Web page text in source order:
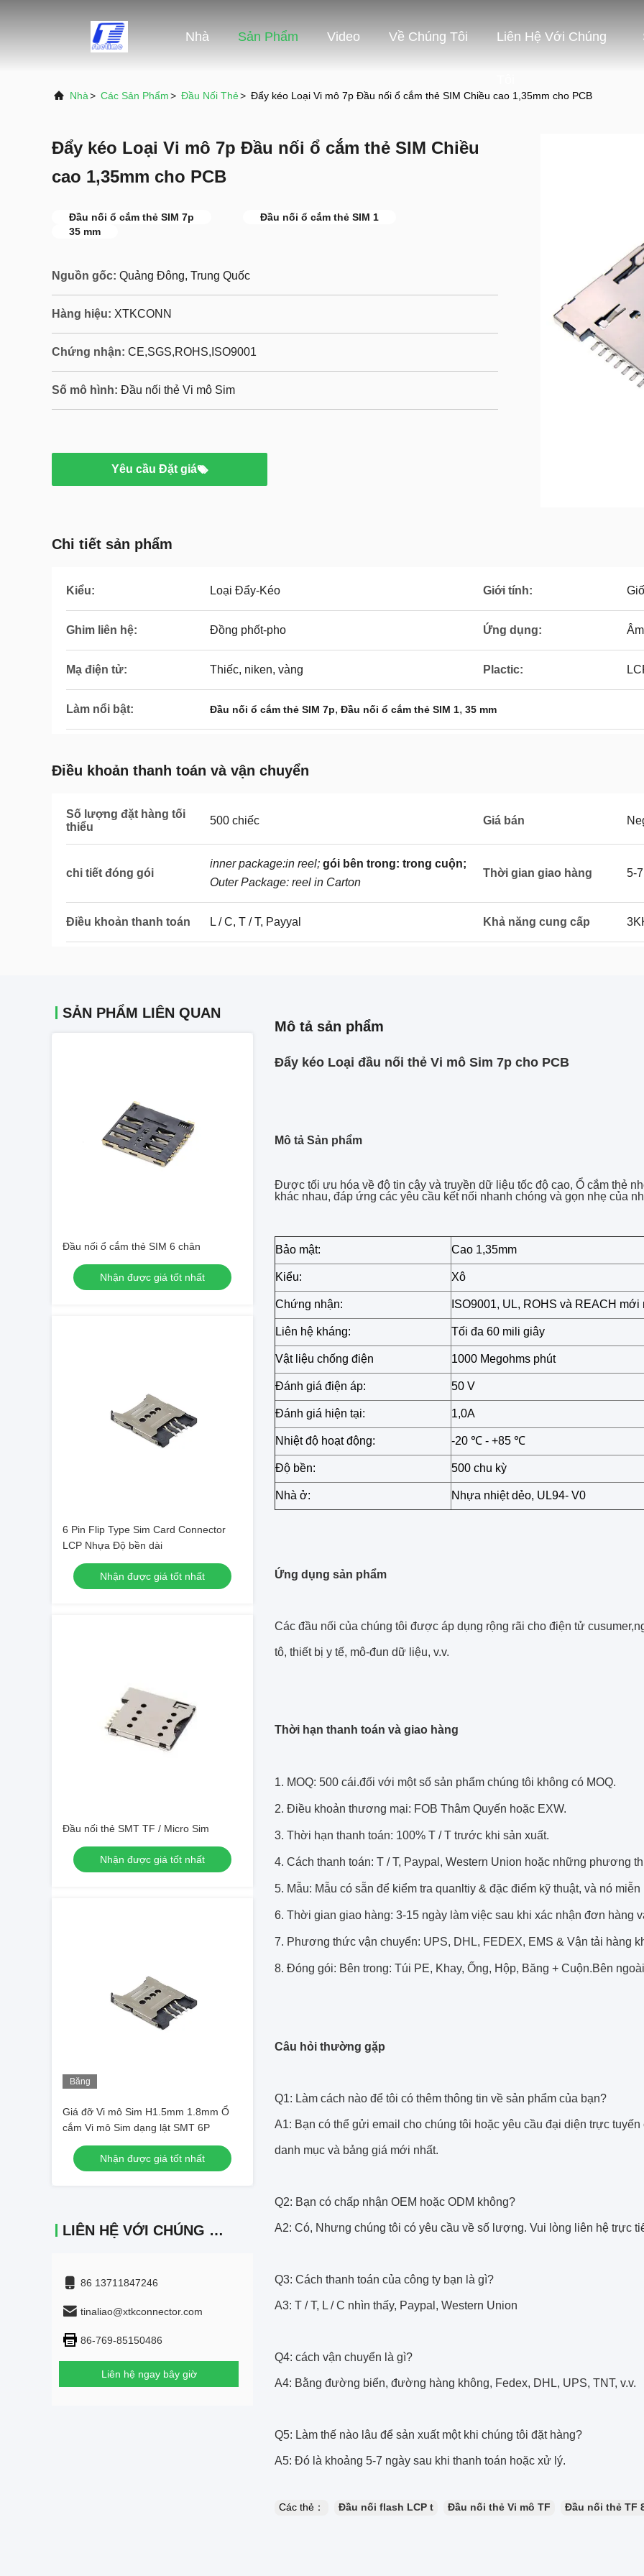
Nhà Sản Phẩm Video Về Chúng Tôi Liên Hệ Với Chúng
Nhà> Các Sản Phẩm> Đầu Nối Thẻ> Đẩy kéo Loại Vi mô 7p Đầu nối ổ cắm thẻ SIM Chiều cao 1,35mm cho PCB
Đẩy kéo Loại Vi mô 7p Đầu nối ổ cắm thẻ SIM Chiều
cao 1,35mm cho PCB
Đầu nối ổ cắm thẻ SIM 7p
Đầu nối ổ cắm thẻ SIM 1
35 mm
Nguồn gốc: Quảng Đông, Trung Quốc
Hàng hiệu: XTKCONN
Chứng nhận: CE,SGS,ROHS,ISO9001
Số mô hình: Đầu nối thẻ Vi mô Sim
Yêu cầu Đặt giá
Chi tiết sản phẩm
Kiểu: Loại Đẩy-Kéo Giới tính:
Ghim liên hệ: Đồng phốt-pho Ứng dụng:
Mạ điện tử: Thiếc, niken, vàng Plactic:
Làm nổi bật: Đầu nối ổ cắm thẻ SIM 7p, Đầu nối ổ cắm thẻ SIM 1, 35 mm
Điều khoản thanh toán và vận chuyển
Số lượng đặt hàng tối
thiểu
500 chiếc Giá bán
chi tiết đóng gói
inner package:in reel; gói bên trong: trong cuộn;
Outer Package: reel in Carton
Thời gian giao hàng 5-
Điều khoản thanh toán L / C, T / T, Payyal Khả năng cung cấp
SẢN PHẨM LIÊN QUAN
Đầu nối ổ cắm thẻ SIM 6 chân
Nhận được giá tốt nhất
6 Pin Flip Type Sim Card Connector
LCP Nhựa Độ bền dài
Nhận được giá tốt nhất
Đầu nối thẻ SMT TF / Micro Sim
Nhận được giá tốt nhất
Băng
Giá đỡ Vi mô Sim H1.5mm 1.8mm Ổ
cắm Vi mô Sim dạng lật SMT 6P
Nhận được giá tốt nhất
LIÊN HỆ VỚI CHÚNG TÔI
86 13711847246
tinaliao@xtkconnector.com
86-769-85150486
Liên hệ ngay bây giờ
Mô tả sản phẩm
Đẩy kéo Loại đầu nối thẻ Vi mô Sim 7p cho PCB
Mô tả Sản phẩm
Được tối ưu hóa về độ tin cậy và truyền dữ liệu tốc độ cao, Ổ cắm thẻ
khác nhau, đáp ứng các yêu cầu kết nối nhanh chóng và gọn nhẹ của
Bảo mật: Cao 1,35mm
Kiểu: Xô
Chứng nhận: ISO9001, UL, ROHS và REACH mới
Liên hệ kháng: Tối đa 60 mili giây
Vật liệu chống điện 1000 Megohms phút
Đánh giá điện áp: 50 V
Đánh giá hiện tại: 1,0A
Nhiệt độ hoạt động: -20 ℃ - +85 ℃
Độ bền: 500 chu kỳ
Nhà ở: Nhựa nhiệt dẻo, UL94- V0
Ứng dụng sản phẩm
Các đầu nối của chúng tôi được áp dụng rộng rãi cho điện tử cusumer,
tô, thiết bị y tế, mô-đun dữ liệu, v.v.
Thời hạn thanh toán và giao hàng
1. MOQ: 500 cái.đối với một số sản phẩm chúng tôi không có MOQ.
2. Điều khoản thương mại: FOB Thâm Quyến hoặc EXW.
3. Thời hạn thanh toán: 100% T / T trước khi sản xuất.
4. Cách thanh toán: T / T, Paypal, Western Union hoặc những phương
5. Mẫu: Mẫu có sẵn để kiểm tra quanltiy & đặc điểm kỹ thuật, và nó
6. Thời gian giao hàng: 3-15 ngày làm việc sau khi xác nhận đơn hàng
7. Phương thức vận chuyển: UPS, DHL, FEDEX, EMS & Vận tải hàng
8. Đóng gói: Bên trong: Túi PE, Khay, Ống, Hộp, Băng + Cuộn.Bên
Câu hỏi thường gặp
Q1: Làm cách nào để tôi có thêm thông tin về sản phẩm của bạn?
A1: Bạn có thể gửi email cho chúng tôi hoặc yêu cầu đại diện trực
danh mục và bảng giá mới nhất.
Q2: Bạn có chấp nhận OEM hoặc ODM không?
A2: Có, Nhưng chúng tôi có yêu cầu về số lượng. Vui lòng liên hệ trực
Q3: Cách thanh toán của công ty bạn là gì?
A3: T / T, L / C nhìn thấy, Paypal, Western Union
Q4: cách vận chuyển là gì?
A4: Bằng đường biển, đường hàng không, Fedex, DHL, UPS, TNT, v.v.
Q5: Làm thế nào lâu để sản xuất một khi chúng tôi đặt hàng?
A5: Đó là khoảng 5-7 ngày sau khi thanh toán hoặc xử lý.
Các thẻ： Đầu nối flash LCP t Đầu nối thẻ Vi mô TF Đầu nối thẻ TF